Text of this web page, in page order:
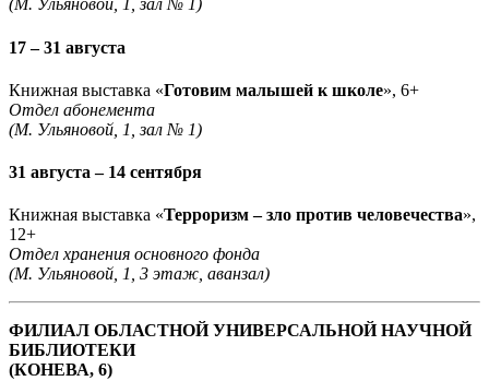
(М. Ульяновой, 1, зал № 1)
17 – 31 августа
Книжная выставка «Готовим малышей к школе», 6+
Отдел абонемента
(М. Ульяновой, 1, зал № 1)
31 августа – 14 сентября
Книжная выставка «Терроризм – зло против человечества»,
12+
Отдел хранения основного фонда
(М. Ульяновой, 1, 3 этаж, аванзал)
ФИЛИАЛ ОБЛАСТНОЙ УНИВЕРСАЛЬНОЙ НАУЧНОЙ
БИБЛИОТЕКИ
(КОНЕВА, 6)